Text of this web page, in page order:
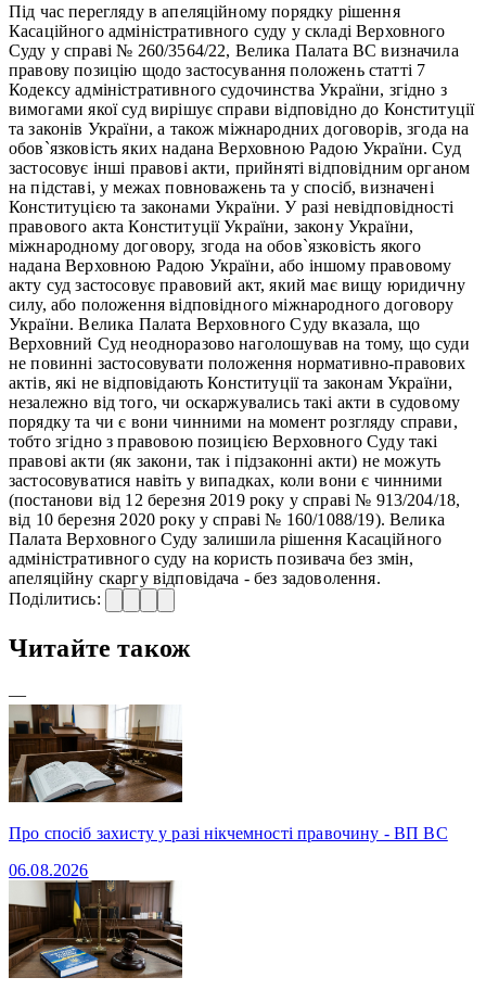
Під час перегляду в апеляційному порядку рішення
Касаційного адміністративного суду у складі Верховного
Суду у справі № 260/3564/22, Велика Палата ВС визначила
правову позицію щодо застосування положень статті 7
Кодексу адміністративного судочинства України, згідно з
вимогами якої суд вирішує справи відповідно до Конституції
та законів України, а також міжнародних договорів, згода на
обов`язковість яких надана Верховною Радою України. Суд
застосовує інші правові акти, прийняті відповідним органом
на підставі, у межах повноважень та у спосіб, визначені
Конституцією та законами України. У разі невідповідності
правового акта Конституції України, закону України,
міжнародному договору, згода на обов`язковість якого
надана Верховною Радою України, або іншому правовому
акту суд застосовує правовий акт, який має вищу юридичну
силу, або положення відповідного міжнародного договору
України. Велика Палата Верховного Суду вказала, що
Верховний Суд неодноразово наголошував на тому, що суди
не повинні застосовувати положення нормативно-правових
актів, які не відповідають Конституції та законам України,
незалежно від того, чи оскаржувались такі акти в судовому
порядку та чи є вони чинними на момент розгляду справи,
тобто згідно з правовою позицією Верховного Суду такі
правові акти (як закони, так і підзаконні акти) не можуть
застосовуватися навіть у випадках, коли вони є чинними
(постанови від 12 березня 2019 року у справі № 913/204/18,
від 10 березня 2020 року у справі № 160/1088/19). Велика
Палата Верховного Суду залишила рішення Касаційного
адміністративного суду на користь позивача без змін,
апеляційну скаргу відповідача - без задоволення.
Поділитись:
Читайте також
—
Про спосіб захисту у разі нікчемності правочину - ВП ВС
06.08.2026